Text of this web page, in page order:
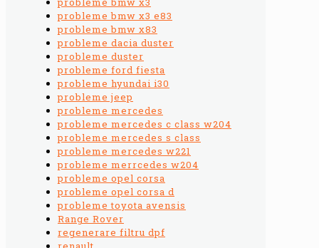
probleme bmw x3 e83
probleme bmw x83
probleme dacia duster
probleme duster
probleme ford fiesta
probleme hyundai i30
probleme jeep
probleme mercedes
probleme mercedes c class w204
probleme mercedes s class
probleme mercedes w221
probleme merrcedes w204
probleme opel corsa
probleme opel corsa d
probleme toyota avensis
Range Rover
regenerare filtru dpf